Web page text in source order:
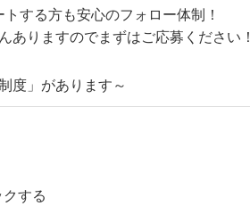
する方も安心のフォロー体制！
りますのでまずはご応募ください！
度」があります～
する